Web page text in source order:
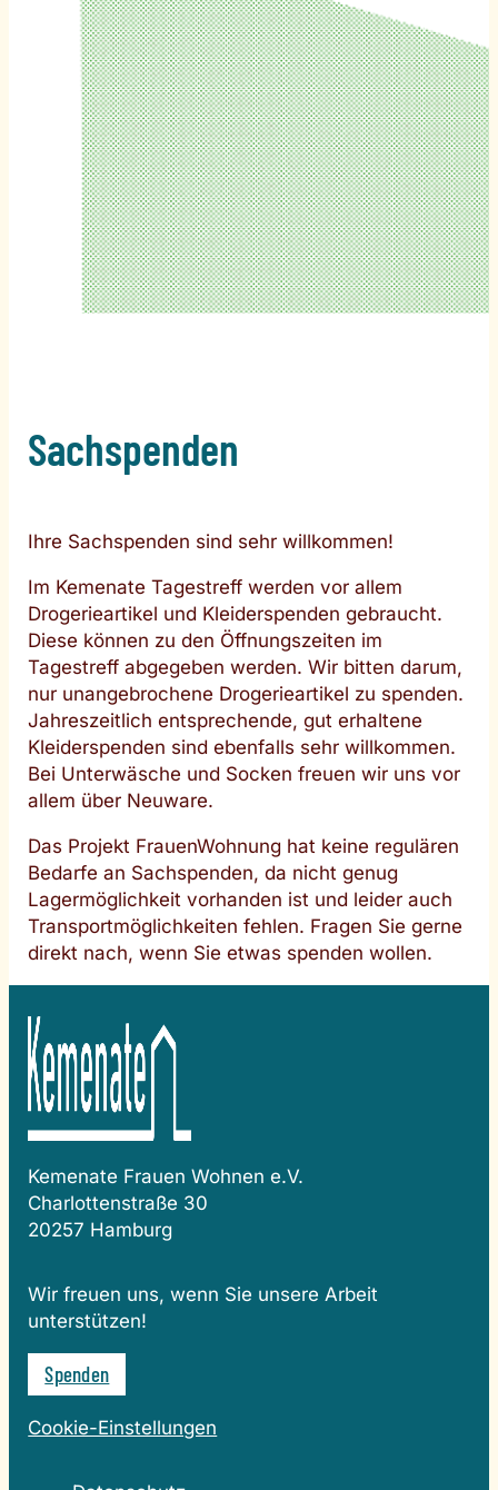
Sachspenden
Ihre Sachspenden sind sehr willkommen!
Im Kemenate Tagestreff werden vor allem
Drogerieartikel und Kleiderspenden gebraucht.
Diese können zu den Öffnungszeiten im
Tagestreff abgegeben werden. Wir bitten darum,
nur unangebrochene Drogerieartikel zu spenden.
Jahreszeitlich entsprechende, gut erhaltene
Kleiderspenden sind ebenfalls sehr willkommen.
Bei Unterwäsche und Socken freuen wir uns vor
allem über Neuware.
Das Projekt FrauenWohnung hat keine regulären
Bedarfe an Sachspenden, da nicht genug
Lagermöglichkeit vorhanden ist und leider auch
Transportmöglichkeiten fehlen. Fragen Sie gerne
direkt nach, wenn Sie etwas spenden wollen.
Kemenate Frauen Wohnen e.V.
Charlottenstraße 30
20257 Hamburg
Wir freuen uns, wenn Sie unsere Arbeit
unterstützen!
Spenden
Cookie-Einstellungen